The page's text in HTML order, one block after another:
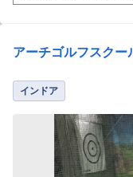
アーチゴルフスク
インドア